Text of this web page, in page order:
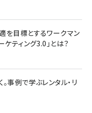
を目標とするワークマン
ティング3.0」とは？
事例で学ぶレンタル・リ